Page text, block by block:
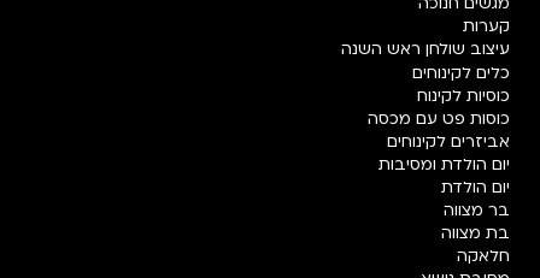
קערות
עיצוב שולחן ראש השנה
כלים לקינוחים
כוסיות לקינוח
כוסות פט עם מכסה
אביזרים לקינוחים
יום הולדת ומסיבות
יום הולדת
בר מצווה
בת מצווה
חלאקה